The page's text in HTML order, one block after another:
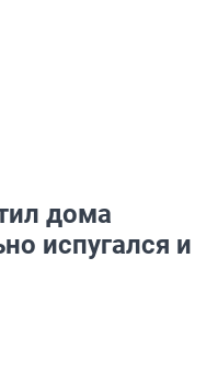
дома
испугался и